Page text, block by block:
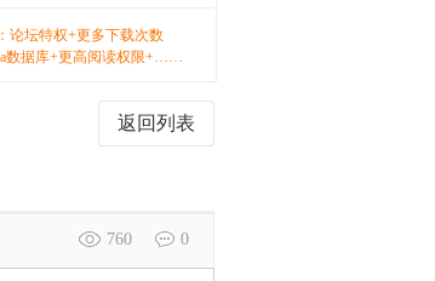
论坛特权+更多下载次数
数据库+更高阅读权限+……
返回列表
760 0